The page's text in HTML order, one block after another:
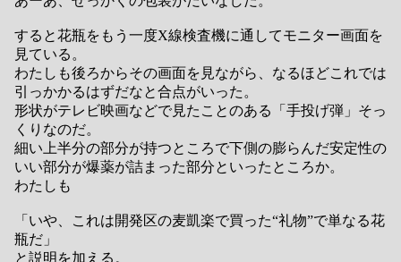
すると花瓶をもう一度X線検査機に通してモニター画面を
見ている。
わたしも後ろからその画面を見ながら、なるほどこれでは
引っかかるはずだなと合点がいった。
形状がテレビ映画などで見たことのある「手投げ弾」そっ
くりなのだ。
細い上半分の部分が持つところで下側の膨らんだ安定性の
いい部分が爆薬が詰まった部分といったところか。
わたしも
「いや、これは開発区の麦凱楽で買った“礼物”で単なる花
瓶だ」
と説明を加える。